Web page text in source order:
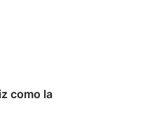
como la